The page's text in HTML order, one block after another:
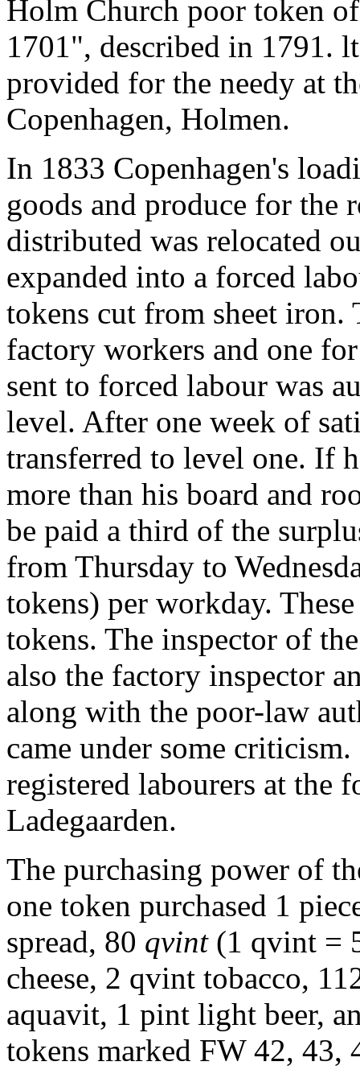
Holm Church poor token
1701", described in 1791.
provided for the needy at
Copenhagen, Holmen.
In 1833 Copenhagen's
goods and produce for the
distributed was relocated
expanded into a forced
tokens cut from sheet iron.
factory workers and one
sent to forced labour was
level. After one week of
transferred to level one. If
more than his board and
be paid a third of the
from Thursday to
tokens) per workday.
tokens. The inspector of
also the factory inspector
along with the poor-law
came under some
registered labourers at the
Ladegaarden.
The purchasing power of
one token purchased 1
spread, 80 qvint(1 qvint =
cheese, 2 qvint tobacco,
aquavit, 1 pint light beer,
tokens marked FW 42, 43,